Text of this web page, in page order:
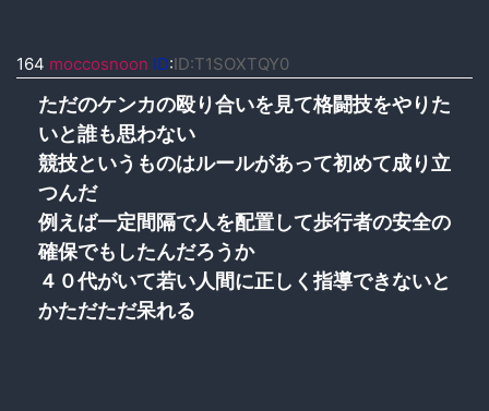
164 moccosnoon ID:ID:T1SOXTQY0
ただのケンカの殴り合いを見て格闘技をやりた
いと誰も思わない
競技というものはルールがあって初めて成り立
つんだ
例えば一定間隔で人を配置して歩行者の安全の
確保でもしたんだろうか
４０代がいて若い人間に正しく指導できないと
かただただ呆れる